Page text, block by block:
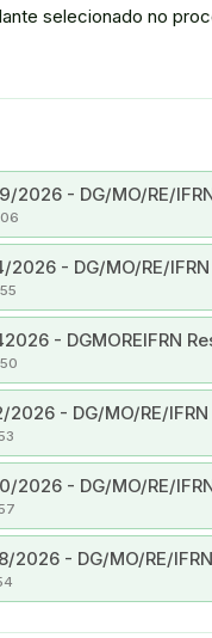
selecionado no
2026 - DG/MO/RE/
2026 - DG/MO/RE/
- DGMOREIFRN
2026 - DG/MO/RE/
2026 - DG/MO/RE/
2026 - DG/MO/RE/